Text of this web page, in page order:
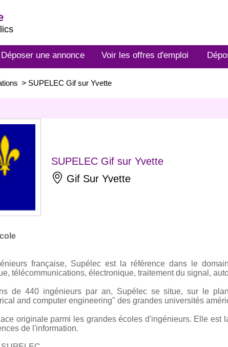
Déposer une annonce Voir les offres d'emploi
> SUPELEC Gif sur Yvette
SUPELEC Gif sur Yvette
Gif Sur Yvette
française, Supélec est la référence dans le
télécommunications, électronique, traitement du signal,
de 440 ingénieurs par an, Supélec se situe, sur le
and computer engineering" des grandes universités
originale parmi les grandes écoles d'ingénieurs. Elle est
de l'information.